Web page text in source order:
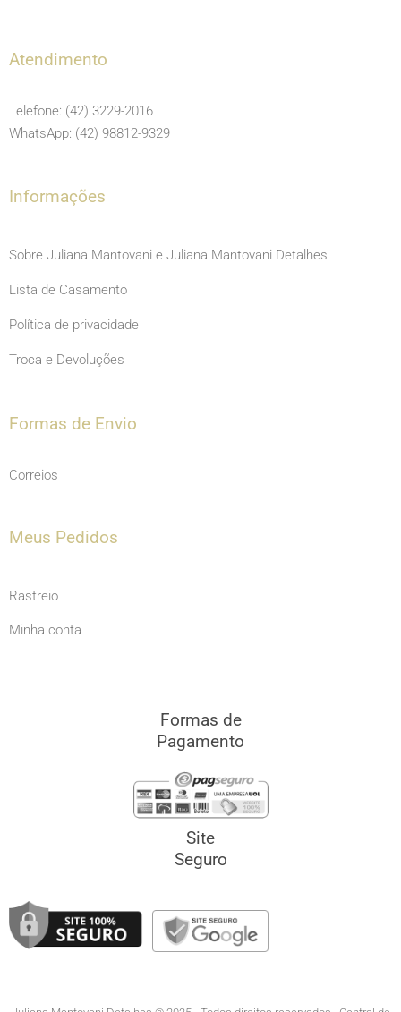
e
o
o
t
g
r
m
b
e
Atendimento
Telefone: (42) 3229-2016
WhatsApp: (42) 98812-9329
Informações
Sobre Juliana Mantovani e Juliana Mantovani Detalhes
Lista de Casamento
Política de privacidade
Troca e Devoluções
Formas de Envio
Correios
Meus Pedidos
Rastreio
Minha conta
Formas de
Pagamento
Site
Seguro